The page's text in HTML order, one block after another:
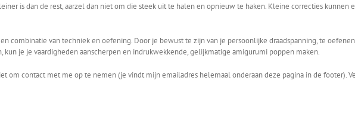
is dan de rest, aarzel dan niet om die steek uit te halen en opnieuw te haken. Kleine correcties kunnen
combinatie van techniek en oefening. Door je bewust te zijn van je persoonlijke draadspanning, te
kun je je vaardigheden aanscherpen en indrukwekkende, gelijkmatige amigurumi poppen maken.
om contact met me op te nemen (je vindt mijn emailadres helemaal onderaan deze pagina in de footer).